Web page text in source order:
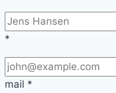
*
mail *